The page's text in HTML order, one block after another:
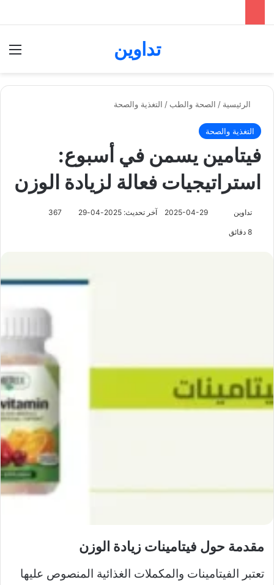
تداوين
الرئيسية / الصحة والطب / التغذية والصحة
التغذية والصحة
فيتامين يسمن في أسبوع:
استراتيجيات فعالة لزيادة الوزن
تداوين 2025-04-29 آخر تحديث: 2025-04-29 367
مقدمة حول فيتامينات زيادة الوزن
تعتبر الفيتامينات والمكملات الغذائية المنصوص عليها